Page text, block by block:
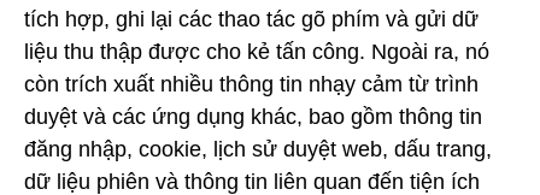
tích hợp, ghi lại các thao tác gõ phím và gửi dữ
liệu thu thập được cho kẻ tấn công. Ngoài ra, nó
còn trích xuất nhiều thông tin nhạy cảm từ trình
duyệt và các ứng dụng khác, bao gồm thông tin
đăng nhập, cookie, lịch sử duyệt web, dấu trang,
dữ liệu phiên và thông tin liên quan đến tiện ích